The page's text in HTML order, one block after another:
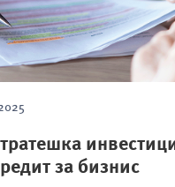
за бизнис